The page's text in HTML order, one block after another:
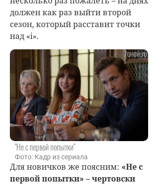
должен как раз выйти второй
сезон, который расставит точки
над «i».
"Не с первой попытки"
Фото: Кадр из сериала
Для новичков же поясним: «Не с
первой попытки» – чертовски